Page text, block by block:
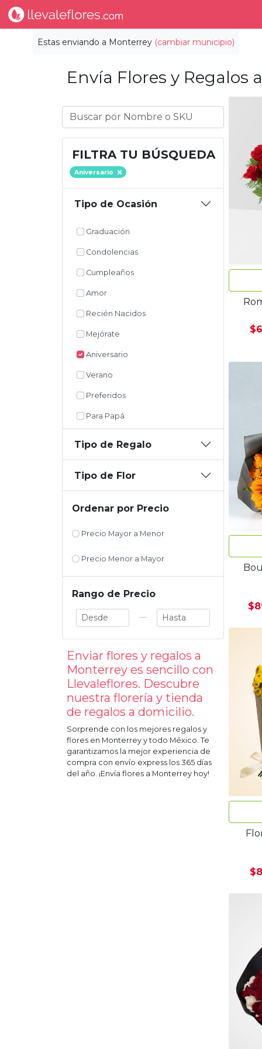
Estas enviando a Monterrey (cambiar municipio)
Envía Flores y Regalos
FILTRA TU BÚSQUEDA
Aniversario
Tipo de Ocasión
Graduación
Condolencias
Cumpleaños
Amor
Recién Nacidos
Mejórate
Aniversario
Verano
Preferidos
Para Papá
Tipo de Regalo
Tipo de Flor
Ordenar por Precio
Precio Mayor a Menor
Precio Menor a Mayor
Rango de Precio
—
Enviar flores y regalos a
Monterrey es sencillo con
Llevaleflores. Descubre
nuestra florería y tienda
de regalos a domicilio.
Sorprende con los mejores regalos y
flores en Monterrey y todo México. Te
garantizamos la mejor experiencia de
compra con envío express los 365 días
del año. ¡Envía flores a Monterrey hoy!